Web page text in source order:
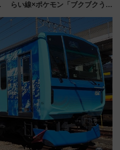
らい線×ポケモン「ブクブクうみ
行開始に！ この夏は直通列車で
横浜へ！